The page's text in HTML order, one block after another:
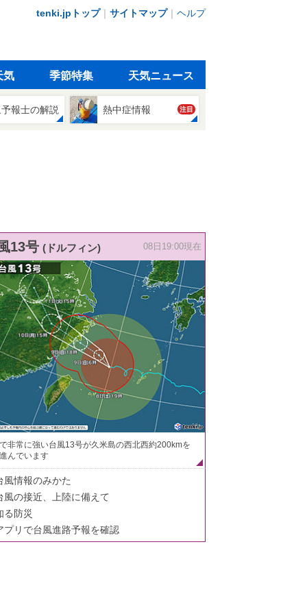
tenki.jpトップ｜ サイトマップ｜ ヘルプ
気 季節特集 天気ニュース
報士の解説 熱中症情報 注目
13号 (ドルフィン) 08日19:00現在
非常に強い台風13号が久米島の西北西約200kmを
んでいます
風情報のみかた
風の接近、上陸に備えて
る防災
プリで台風進路予報を確認